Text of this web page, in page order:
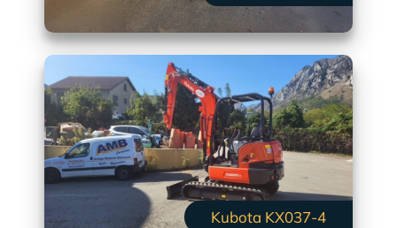
Kubota KX037-4